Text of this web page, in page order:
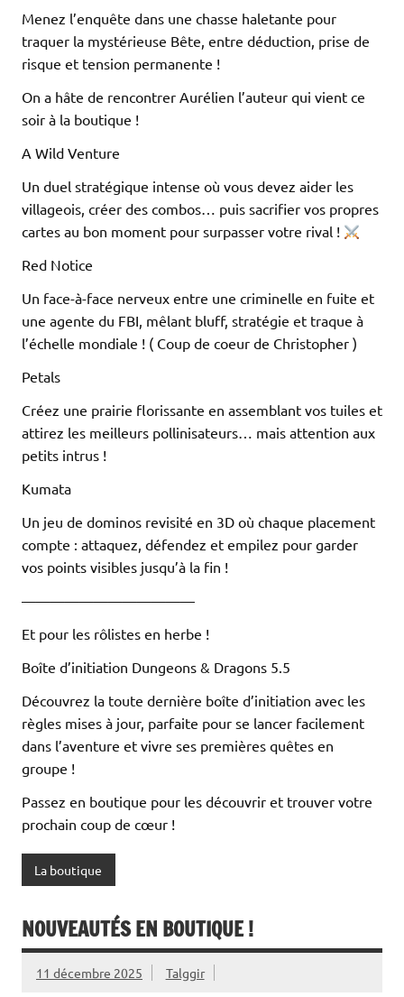
Menez l’enquête dans une chasse haletante pour
traquer la mystérieuse Bête, entre déduction, prise de
risque et tension permanente !
On a hâte de rencontrer Aurélien l’auteur qui vient ce
soir à la boutique !
A Wild Venture
Un duel stratégique intense où vous devez aider les
villageois, créer des combos… puis sacrifier vos propres
cartes au bon moment pour surpasser votre rival !
Red Notice
Un face-à-face nerveux entre une criminelle en fuite et
une agente du FBI, mêlant bluff, stratégie et traque à
l’échelle mondiale ! ( Coup de coeur de Christopher )
Petals
Créez une prairie florissante en assemblant vos tuiles et
attirez les meilleurs pollinisateurs… mais attention aux
petits intrus !
Kumata
Un jeu de dominos revisité en 3D où chaque placement
compte : attaquez, défendez et empilez pour garder
vos points visibles jusqu’à la fin !
————————————
Et pour les rôlistes en herbe !
Boîte d’initiation Dungeons & Dragons 5.5
Découvrez la toute dernière boîte d’initiation avec les
règles mises à jour, parfaite pour se lancer facilement
dans l’aventure et vivre ses premières quêtes en
groupe !
Passez en boutique pour les découvrir et trouver votre
prochain coup de cœur !
La boutique
NOUVEAUTÉS EN BOUTIQUE !
11 décembre 2025 Talggir